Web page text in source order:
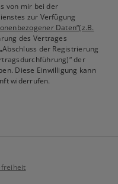
von mir bei der
zur Verfügung
Daten“(z.B.
des Vertrages
der Registrierung
der
Diese Einwilligung kann
widerrufen.